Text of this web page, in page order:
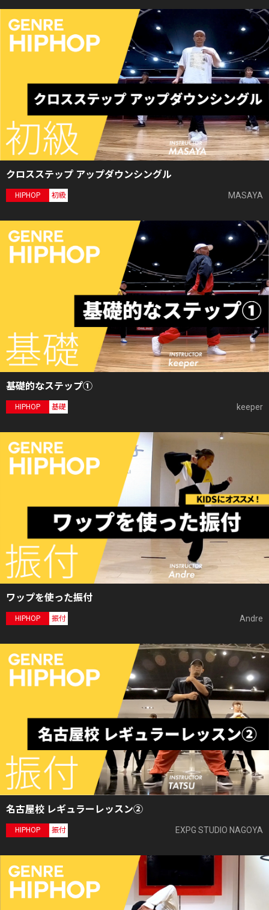
クロスステップ アップダウンシングル
HIPHOP 初級 MASAYA
基礎的なステップ①
HIPHOP 基礎 keeper
ワップを使った振付
HIPHOP 振付 Andre
名古屋校 レギュラーレッスン②
HIPHOP 振付 EXPG STUDIO NAGOYA